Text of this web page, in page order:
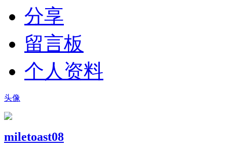
分享
留言板
个人资料
头像
miletoast08